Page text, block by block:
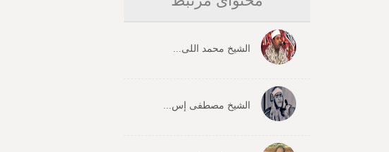
الشیخ محمد اللی...
الشیخ مصطفی إس...